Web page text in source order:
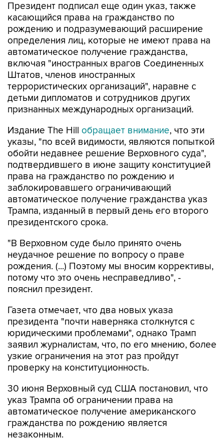
Президент подписал еще один указ, также
касающийся права на гражданство по
рождению и подразумевающий расширение
определения лиц, которые не имеют права на
автоматическое получение гражданства,
включая "иностранных врагов Соединенных
Штатов, членов иностранных
террористических организаций", наравне с
детьми дипломатов и сотрудников других
признанных международных организаций.
Издание The Hill обращает внимание, что эти
указы, "по всей видимости, являются попыткой
обойти недавнее решение Верховного суда",
подтвердившего в июне защиту конституцией
права на гражданство по рождению и
заблокировавшего ограничивающий
автоматическое получение гражданства указ
Трампа, изданный в первый день его второго
президентского срока.
"В Верховном суде было принято очень
неудачное решение по вопросу о праве
рождения. (...) Поэтому мы вносим коррективы,
потому что это очень несправедливо", -
пояснил президент.
Газета отмечает, что два новых указа
президента "почти наверняка столкнутся с
юридическими проблемами", однако Трамп
заявил журналистам, что, по его мнению, более
узкие ограничения на этот раз пройдут
проверку на конституционность.
30 июня Верховный суд США постановил, что
указ Трампа об ограничении права на
автоматическое получение американского
гражданства по рождению является
незаконным.